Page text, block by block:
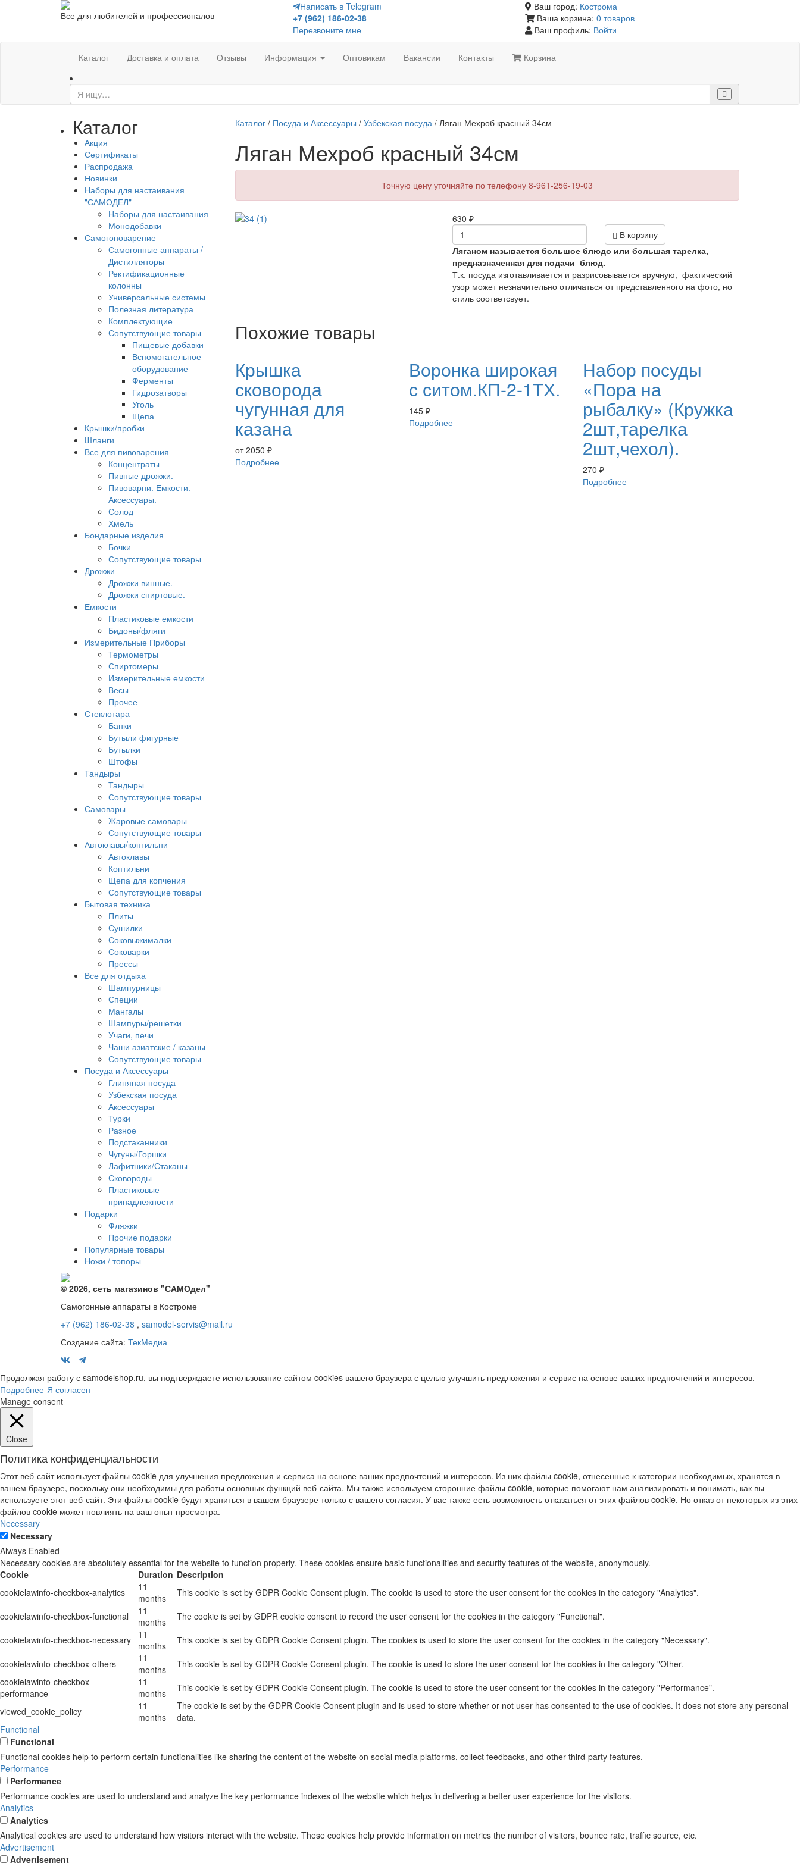
Все для любителей и профессионалов
Написать в Telegram
+7 (962) 186-02-38
Перезвоните мне
Ваш город: Кострома
Ваша корзина: 0 товаров
Ваш профиль: Войти
Каталог Доставка и оплата Отзывы Информация Оптовикам Вакансии Контакты Корзина
Каталог
Акция
Сертификаты
Распродажа
Новинки
Наборы для настаивания
"САМОДЕЛ"
Наборы для настаивания
Монодобавки
Самогоноварение
Самогонные аппараты /
Дистилляторы
Ректификационные
колонны
Универсальные системы
Полезная литература
Комплектующие
Сопутствующие товары
Пищевые добавки
Вспомогательное
оборудование
Ферменты
Гидрозатворы
Уголь
Щепа
Крышки/пробки
Шланги
Все для пивоварения
Концентраты
Пивные дрожжи.
Пивоварни. Емкости.
Аксессуары.
Солод
Хмель
Бондарные изделия
Бочки
Сопутствующие товары
Дрожжи
Дрожжи винные.
Дрожжи спиртовые.
Емкости
Пластиковые емкости
Бидоны/фляги
Измерительные Приборы
Термометры
Спиртомеры
Измерительные емкости
Весы
Прочее
Стеклотара
Банки
Бутыли фигурные
Бутылки
Штофы
Тандыры
Тандыры
Сопутствующие товары
Самовары
Жаровые самовары
Сопутствующие товары
Автоклавы/коптильни
Автоклавы
Коптильни
Щепа для копчения
Сопутствующие товары
Бытовая техника
Плиты
Сушилки
Соковыжималки
Соковарки
Прессы
Все для отдыха
Шампурницы
Специи
Мангалы
Шампуры/решетки
Учаги, печи
Чаши азиатские / казаны
Сопутствующие товары
Посуда и Аксессуары
Глиняная посуда
Узбекская посуда
Аксессуары
Турки
Разное
Подстаканники
Чугуны/Горшки
Лафитники/Стаканы
Сковороды
Пластиковые
принадлежности
Подарки
Фляжки
Прочие подарки
Популярные товары
Ножи / топоры
Каталог/ Посуда и Аксессуары / Узбекская посуда/ Ляган Мехроб красный 34см
Ляган Мехроб красный 34см
Точную цену уточняйте по телефону 8-961-256-19-03
630₽
В корзину
Ляганом называется большое блюдо или большая тарелка,
предназначенная для подачи блюд.
Т.к. посуда изготавливается и разрисовывается вручную, фактический
узор может незначительно отличаться от представленного на фото, но
стиль соответсвует.
Похожие товары
Крышка
сковорода
чугунная для
казана
от2050 ₽
Подробнее
Воронка широкая
с ситом.КП-2-1ТХ.
145 ₽
Подробнее
Набор посуды
«Пора на
рыбалку» (Кружка
2шт,тарелка
2шт,чехол).
270₽
Подробнее
© 2026, сеть магазинов "САМОдел"
Самогонные аппараты в Костроме
+7 (962) 186-02-38 , samodel-servis@mail.ru
Создание сайта: ТекМедиа
Продолжая работу с samodelshop.ru, вы подтверждаете использование сайтом cookies вашего браузера с целью улучшить предложения и сервис на основе ваших предпочтений и интересов.
Подробнее Я согласен
Manage consent
Close
Политика конфиденциальности
Этот веб-сайт использует файлы cookie для улучшения предложения и сервиса на основе ваших предпочтений и интересов. Из них файлы cookie, отнесенные к категории необходимых, хранятся в
вашем браузере, поскольку они необходимы для работы основных функций веб-сайта. Мы также используем сторонние файлы cookie, которые помогают нам анализировать и понимать, как вы
используете этот веб-сайт. Эти файлы cookie будут храниться в вашем браузере только с вашего согласия. У вас также есть возможность отказаться от этих файлов cookie. Но отказ от некоторых из этих
файлов cookie может повлиять на ваш опыт просмотра.
Necessary
Necessary
Always Enabled
Necessary cookies are absolutely essential for the website to function properly. These cookies ensure basic functionalities and security features of the website, anonymously.
Cookie
Duration Description
cookielawinfo-checkbox-analytics
11
months
This cookie is set by GDPR Cookie Consent plugin. The cookie is used to store the user consent for the cookies in the category "Analytics".
cookielawinfo-checkbox-functional
11
months
The cookie is set by GDPR cookie consent to record the user consent for the cookies in the category "Functional".
cookielawinfo-checkbox-necessary
11
months
This cookie is set by GDPR Cookie Consent plugin. The cookies is used to store the user consent for the cookies in the category "Necessary".
cookielawinfo-checkbox-others
11
months
This cookie is set by GDPR Cookie Consent plugin. The cookie is used to store the user consent for the cookies in the category "Other.
cookielawinfo-checkbox-
performance
11
months
This cookie is set by GDPR Cookie Consent plugin. The cookie is used to store the user consent for the cookies in the category "Performance".
viewed_cookie_policy
11
months
The cookie is set by the GDPR Cookie Consent plugin and is used to store whether or not user has consented to the use of cookies. It does not store any personal
data.
Functional
Functional
Functional cookies help to perform certain functionalities like sharing the content of the website on social media platforms, collect feedbacks, and other third-party features.
Performance
Performance
Performance cookies are used to understand and analyze the key performance indexes of the website which helps in delivering a better user experience for the visitors.
Analytics
Analytics
Analytical cookies are used to understand how visitors interact with the website. These cookies help provide information on metrics the number of visitors, bounce rate, traffic source, etc.
Advertisement
Advertisement